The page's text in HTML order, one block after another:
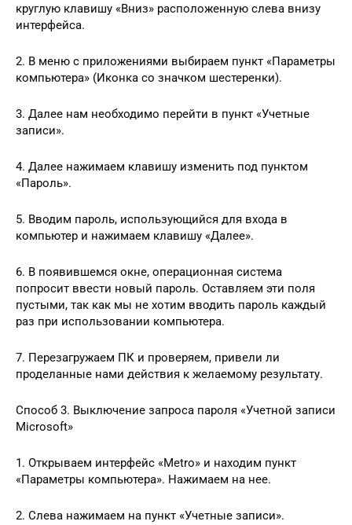
круглую клавишу «Вниз» расположенную слева внизу
интерфейса.
2. В меню с приложениями выбираем пункт «Параметры
компьютера» (Иконка со значком шестеренки).
3. Далее нам необходимо перейти в пункт «Учетные
записи».
4. Далее нажимаем клавишу изменить под пунктом
«Пароль».
5. Вводим пароль, использующийся для входа в
компьютер и нажимаем клавишу «Далее».
6. В появившемся окне, операционная система
попросит ввести новый пароль. Оставляем эти поля
пустыми, так как мы не хотим вводить пароль каждый
раз при использовании компьютера.
7. Перезагружаем ПК и проверяем, привели ли
проделанные нами действия к желаемому результату.
Способ 3. Выключение запроса пароля «Учетной записи
Microsoft»
1. Открываем интерфейс «Metro» и находим пункт
«Параметры компьютера». Нажимаем на нее.
2. Слева нажимаем на пункт «Учетные записи».